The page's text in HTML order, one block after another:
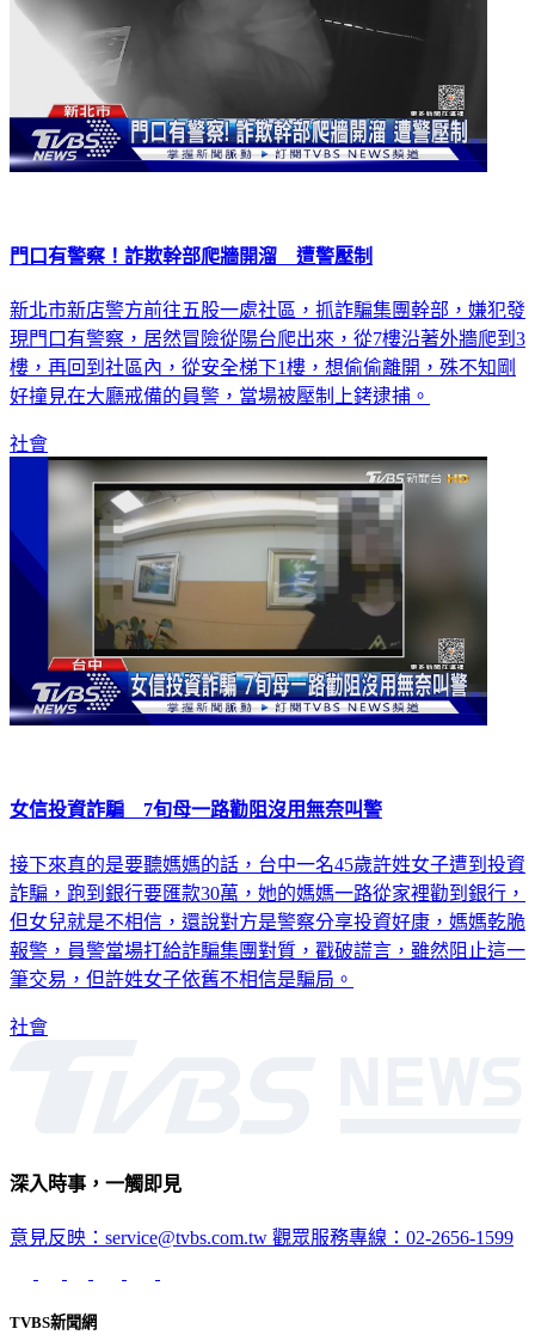
門口有警察！詐欺幹部爬牆開溜 遭警壓制
新北市新店警方前往五股一處社區，抓詐騙集團幹部，嫌犯發
現門口有警察，居然冒險從陽台爬出來，從7樓沿著外牆爬到3
樓，再回到社區內，從安全梯下1樓，想偷偷離開，殊不知剛
好撞見在大廳戒備的員警，當場被壓制上銬逮捕。
社會
女信投資詐騙 7旬母一路勸阻沒用無奈叫警
接下來真的是要聽媽媽的話，台中一名45歲許姓女子遭到投資
詐騙，跑到銀行要匯款30萬，她的媽媽一路從家裡勸到銀行，
但女兒就是不相信，還說對方是警察分享投資好康，媽媽乾脆
報警，員警當場打給詐騙集團對質，戳破謊言，雖然阻止這一
筆交易，但許姓女子依舊不相信是騙局。
社會
深入時事，一觸即見
意見反映：service@tvbs.com.tw 觀眾服務專線：02-2656-1599
TVBS新聞網